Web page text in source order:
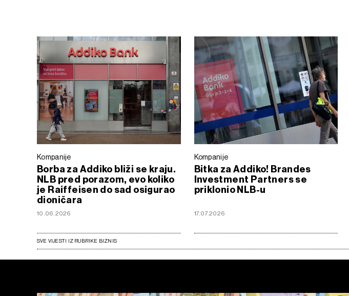
Kompanije
Borba za Addiko bliži se kraju.
NLB pred porazom, evo koliko
je Raiffeisen do sad osigurao
dioničara
10.06.2026
Kompanije
Bitka za Addiko! Brandes
Investment Partners se
priklonio NLB-u
17.07.2026
SVE VIJESTI IZ RUBRIKE BIZNIS